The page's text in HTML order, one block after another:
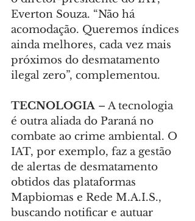
Everton Souza. “Não há
acomodação. Queremos índices
ainda melhores, cada vez mais
próximos do desmatamento
ilegal zero”, complementou.
TECNOLOGIA – A tecnologia
é outra aliada do Paraná no
combate ao crime ambiental. O
IAT, por exemplo, faz a gestão
de alertas de desmatamento
obtidos das plataformas
Mapbiomas e Rede M.A.I.S.,
buscando notificar e autuar